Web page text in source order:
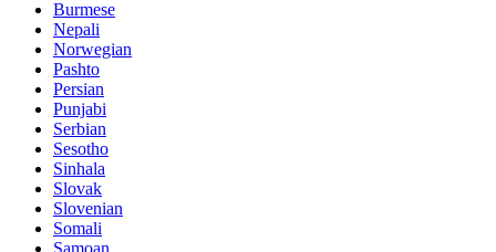
Burmese
Nepali
Norwegian
Pashto
Persian
Punjabi
Serbian
Sesotho
Sinhala
Slovak
Slovenian
Somali